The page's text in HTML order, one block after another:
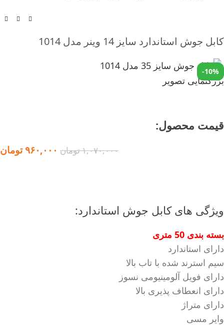
کابل جوش استاندارد سایز 14 وینر مدل 1014
-10%
بزرگنمایی تصویر
قیمت محصول:​
۱,۰۷۰,۰۰۰تومان ۹۶۰,۰۰۰ تومان
ویژگی های کابل جوش استاندارد:
بسته بندی 50 متری
دارای استاندارد
سیم استرند شده با تاب بالا
دارای فویل آلومینیومی نسوز
دارای انعطاف پذیری بالا
دارای متراژ
وایر مسی